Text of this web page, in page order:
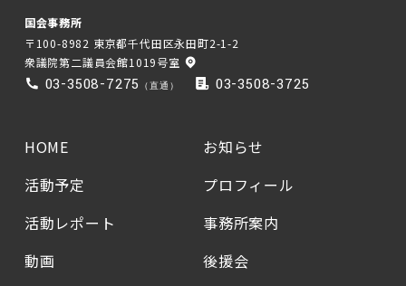
国会事務所
〒100-8982 東京都千代田区永田町2-1-2
衆議院第二議員会館1019号室
03-3508-7275 （直通） 03-3508-3725
HOME
お知らせ
活動予定
プロフィール
活動レポート
事務所案内
動画
後援会